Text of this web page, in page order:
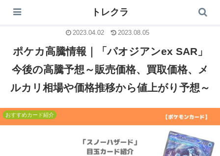
トレクラ
ポケカ高騰情報｜「パオジアンex SAR」
今後の高騰予想～販売価格、買取価格、メ
ルカリ相場や価格推移から値上がり予想～
おすすめカード紹介
2023.04.02 2023.08.05
トレクラ